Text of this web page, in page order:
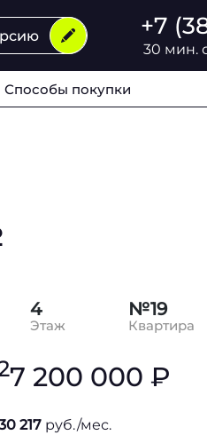
+7
30 мин.
Способы покупки
4
Этаж
№19
Квартира
7 200 000 ₽
217 руб./мес.